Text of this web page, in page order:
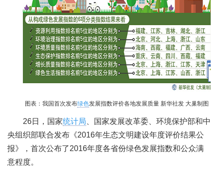
图表：我国首次发布绿色发展指数评价各地发展质量 新华社发 大巢制图
26日，国家统计局 、国家发展改革委、环境保护部和中
央组织部联合发布《2016年生态文明建设年度评价结果公
报》，首次公布了2016年度各省份绿色发展指数和公众满
意程度。